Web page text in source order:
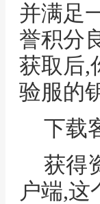
并满足
誉积分
获取后,
验服的
下载
获得
户端,